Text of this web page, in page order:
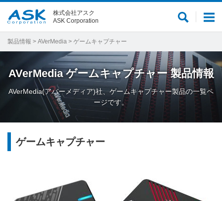
メ
ー
サ
内
検
索
株式会社アスク
ASK Corporation
製品情報 > AVerMedia > ゲームキャプチャー
AVerMedia ゲームキャプチャー 製品情報
AVerMedia(アバーメディア)社、ゲームキャプチャー製品の一覧ペ
ージです。
ゲームキャプチャー